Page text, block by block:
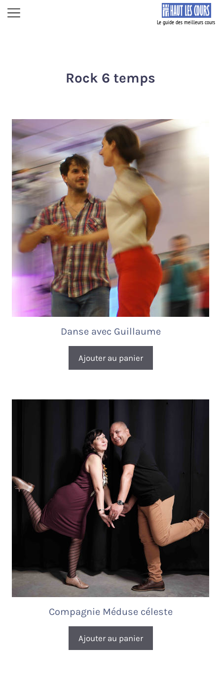
Aller
au
Menu
Rock 6 temps
Danse avec Guillaume
Ajouter au panier
Compagnie Méduse céleste
Ajouter au panier